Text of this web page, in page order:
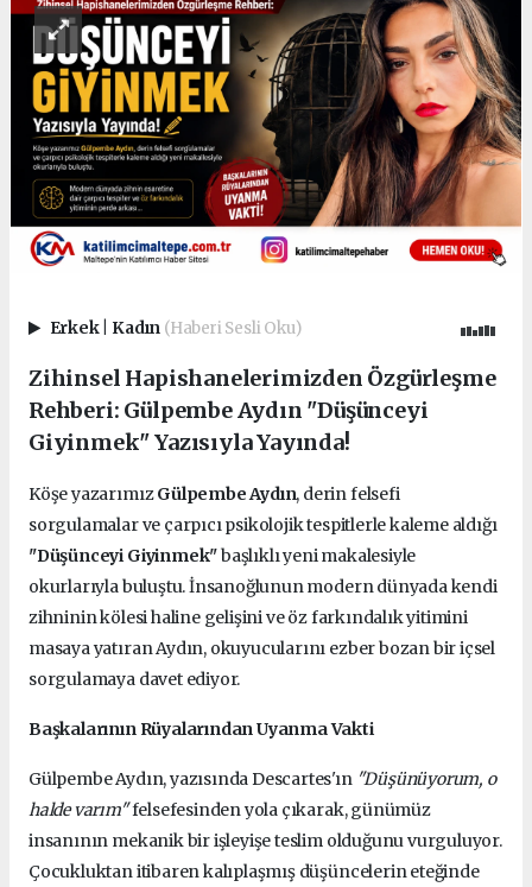
Erkek Kadın (Haberi Sesli Oku)
Zihinsel Hapishanelerimizden Özgürleşme
Rehberi: Gülpembe Aydın "Düşünceyi
Giyinmek" Yazısıyla Yayında!
Köşe yazarımızGülpembe Aydın, derin felsefi
sorgulamalar ve çarpıcı psikolojik tespitlerle kaleme aldığı
"Düşünceyi Giyinmek"başlıklı yeni makalesiyle
okurlarıyla buluştu. İnsanoğlunun modern dünyada kendi
zihninin kölesi haline gelişini ve öz farkındalık yitimini
masaya yatıran Aydın, okuyucularını ezber bozan bir içsel
sorgulamaya davet ediyor.
Başkalarının Rüyalarından Uyanma Vakti
Gülpembe Aydın, yazısında Descartes'ın "Düşünüyorum, o
halde varım"felsefesinden yola çıkarak, günümüz
insanının mekanik bir işleyişe teslim olduğunu vurguluyor.
Çocukluktan itibaren kalıplaşmış düşüncelerin eteğinde